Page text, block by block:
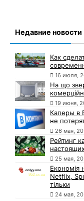
Недавние новости
Как
16 июля,
На що
19 июня,
Каперы в
не
26 мая,
Рейтинг
25 мая,
Економія
Netflix,
тільки
24 мая,